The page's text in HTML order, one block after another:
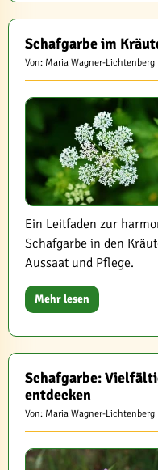
Schafgarbe im
Von: Maria Wagner-Lichtenberg
Ein Leitfaden zur
Schafgarbe in den
Aussaat und Pflege.
Mehr lesen
Schafgarbe:
entdecken
Von: Maria Wagner-Lichtenberg